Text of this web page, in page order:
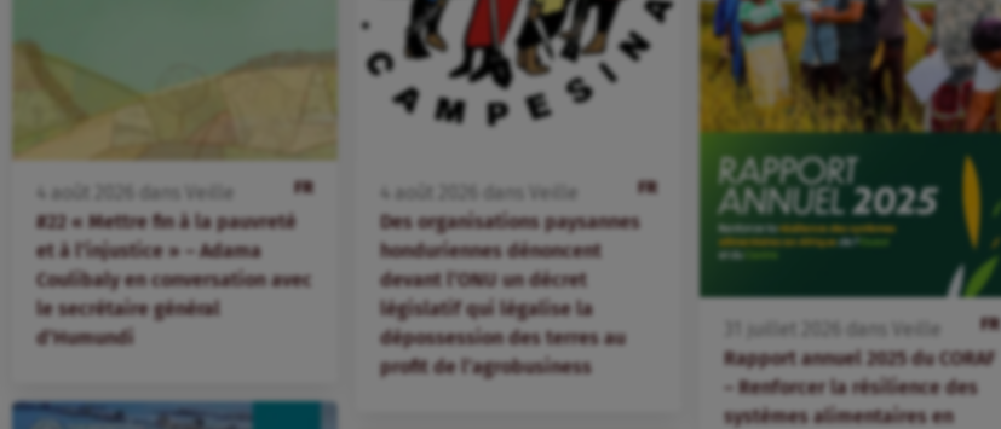
FR
août dans
Veille
#22 « Mettre fin à la pauvreté
et à l’injustice » – Adama
Coulibaly en conversation avec
le secrétaire général
d’Humundi
FR
août dans
Veille
Des organisations paysannes
honduriennes dénoncent
devant l’ONU un décret
législatif qui légalise la
dépossession des terres au
profit de l’agrobusiness
FR
juillet dans
Veille
Rapport annuel 2025 du CORAF
– Renforcer la résilience des
systèmes alimentaires en